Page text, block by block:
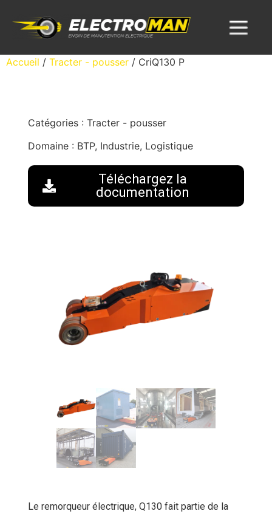
Accueil / Tracter - pousser / CriQ130 P
Catégories : Tracter - pousser
Domaine : BTP, Industrie, Logistique
Téléchargez la
documentation
Le remorqueur électrique, Q130 fait partie de la